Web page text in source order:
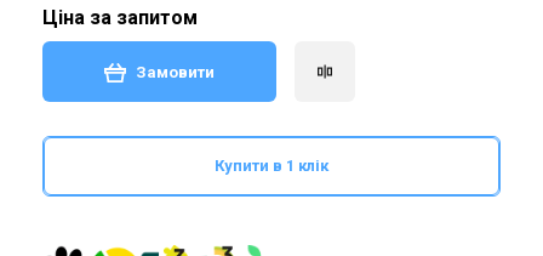
Ціна за запитом
Замовити
Купити в 1 клік